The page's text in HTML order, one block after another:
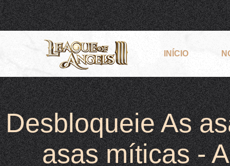
INÍCIO
Desbloqueie As
asas míticas -